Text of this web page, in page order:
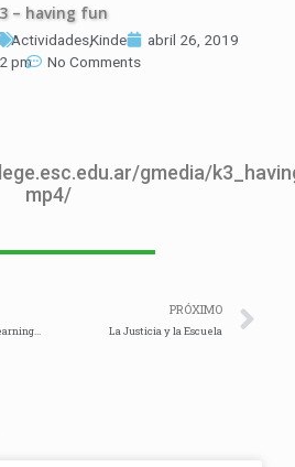
– having fun
Actividades,
Kinder
abril 26, 2019
pm
No Comments
gmedia/
mp4/
In Kinder 5 we have been learning about our planet Earth.
PRÓXIMO
La Justicia y la Escuela